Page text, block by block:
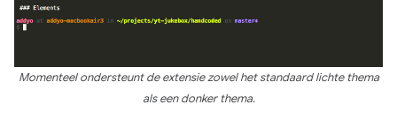
Momenteel ondersteunt de extensie zowel het standaard lichte thema
als een donker thema.